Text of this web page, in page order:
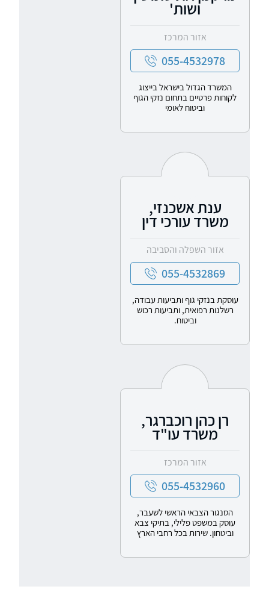
ושות'
אזור המרכז
055-4532978
המשרד הגדול בישראל בייצוג
לקוחות פרטיים בתחום נזקי הגוף
וביטוח לאומי
ענת אשכנזי,
משרד עורכי דין
אזור השפלה והסביבה
055-4532869
עוסקת בנזקי גוף ותביעות עבודה,
רשלנות רפואית, ותביעות רכוש
וביטוח.
רן כהן רוכברגר,
משרד עו"ד
אזור המרכז
055-4532960
הסנגור הצבאי הראשי לשעבר,
עוסק במשפט פלילי, בתיקי צבא
וביטחון. שירות בכל רחבי הארץ